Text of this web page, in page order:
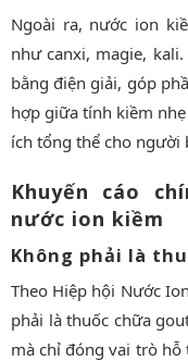
Ngoài ra, nước ion
như canxi, magie,
bằng điện giải, góp
hợp giữa tính kiềm
ích tổng thể cho người
Khuyến cáo
nước ion kiềm
Không phải là
Theo Hiệp hội Nước
phải là thuốc chữa
mà chỉ đóng vai trò